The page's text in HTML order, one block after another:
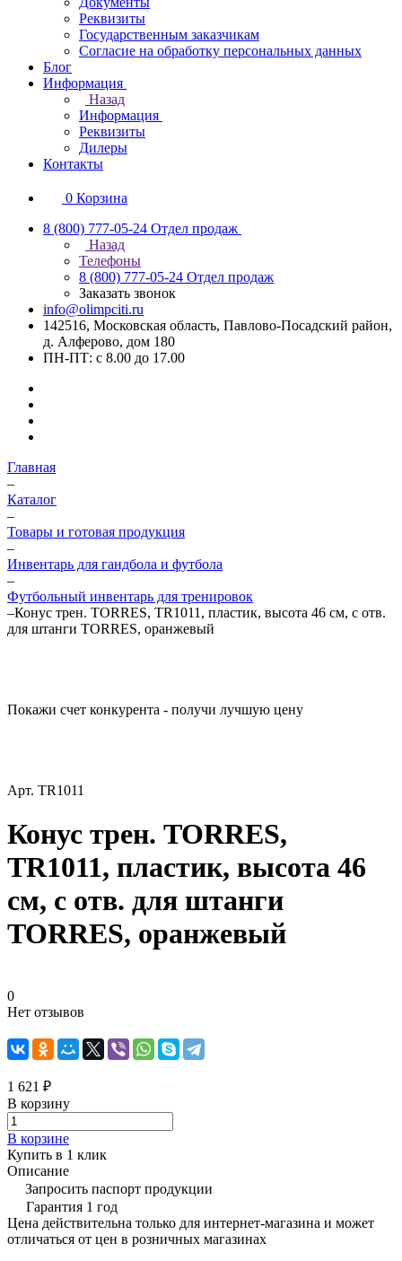
Реквизиты
Государственным заказчикам
Согласие на обработку персональных данных
Блог
Информация
Назад
Информация
Реквизиты
Дилеры
Контакты
0 Корзина
8 (800) 777-05-24 Отдел продаж
Назад
Телефоны
8 (800) 777-05-24 Отдел продаж
Заказать звонок
info@olimpciti.ru
142516, Московская область, Павлово-Посадский район,
д. Алферово, дом 180
ПН-ПТ: с 8.00 до 17.00
Главная
–
Каталог
–
Товары и готовая продукция
–
Инвентарь для гандбола и футбола
–
Футбольный инвентарь для тренировок
–Конус трен. TORRES, TR1011, пластик, высота 46 см, с отв.
для штанги TORRES, оранжевый
Покажи счет конкурента - получи лучшую цену
Арт. TR1011
Конус трен. TORRES,
TR1011, пластик, высота 46
см, с отв. для штанги
TORRES, оранжевый
0
Нет отзывов
1 621 ₽
В корзину
В корзине
Купить в 1 клик
Описание
Запросить паспорт продукции
Гарантия 1 год
Цена действительна только для интернет-магазина и может
отличаться от цен в розничных магазинах